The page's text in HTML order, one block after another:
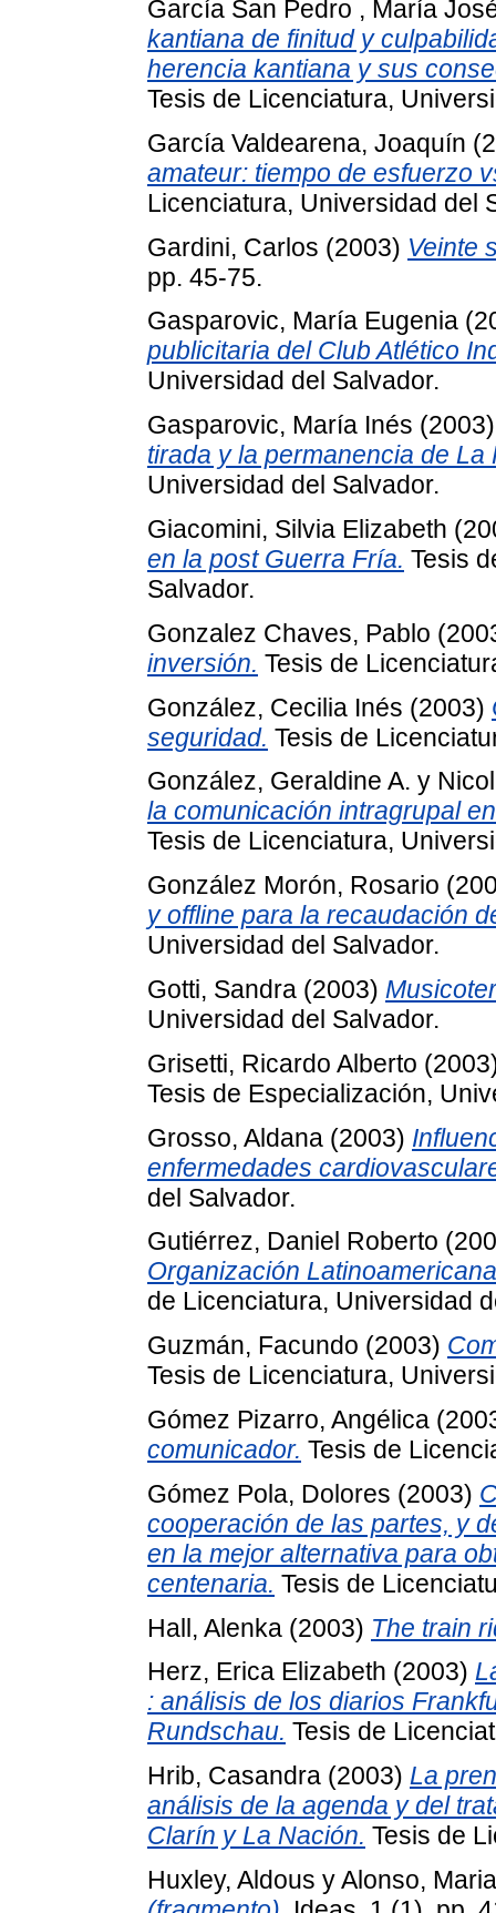
García San Pedro , María
kantiana de finitud y
herencia kantiana y sus
Tesis de Licenciatura,
García Valdearena, Joaquín
amateur: tiempo de esfuerzo
Licenciatura, Universidad del
Gardini, Carlos (2003) Veinte
pp. 45-75.
Gasparovic, María Eugenia
publicitaria del Club Atlético
Universidad del Salvador.
Gasparovic, María Inés
tirada y la permanencia de La
Universidad del Salvador.
Giacomini, Silvia Elizabeth
en la post Guerra Fría. Tesis
Salvador.
Gonzalez Chaves, Pablo
inversión. Tesis de
González, Cecilia Inés (2003)
seguridad. Tesis de
González, Geraldine A. y
la comunicación intragrupal
Tesis de Licenciatura,
González Morón, Rosario
y offline para la recaudación
Universidad del Salvador.
Gotti, Sandra (2003)
Universidad del Salvador.
Grisetti, Ricardo Alberto
Tesis de Especialización,
Grosso, Aldana (2003)
enfermedades
del Salvador.
Gutiérrez, Daniel Roberto
Organización
de Licenciatura, Universidad
Guzmán, Facundo (2003)
Tesis de Licenciatura,
Gómez Pizarro, Angélica
comunicador. Tesis de
Gómez Pola, Dolores (2003)
cooperación de las partes, y
en la mejor alternativa para
centenaria. Tesis de
Hall, Alenka (2003) The train
Herz, Erica Elizabeth (2003)
: análisis de los diarios
Rundschau. Tesis de
Hrib, Casandra (2003) La
análisis de la agenda y del
Clarín y La Nación. Tesis de
Huxley, Aldous yAlonso,